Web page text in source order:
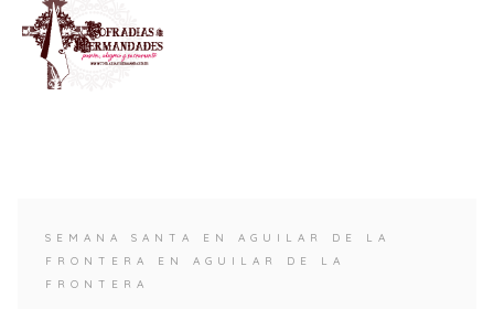
SEMANA SANTA EN AGUILAR DE LA
FRONTERA EN AGUILAR DE LA
FRONTERA